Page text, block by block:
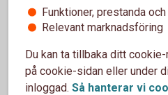
Låna tillhusbil
Låna till husvagn
Funktioner, prestanda
Relevant marknadsföring
Du kan ta tillbaka ditt
på cookie-sidan eller under
inloggad. Så hanterar vi